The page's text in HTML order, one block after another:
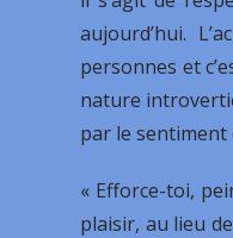
aujourd’hui.
personnes et
nature
par le sentiment
« Efforce-toi,
plaisir, au lieu